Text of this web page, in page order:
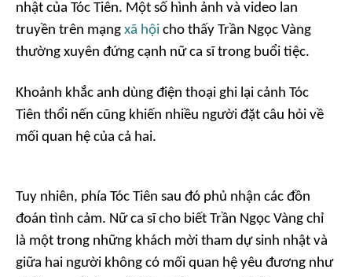
nhật của Tóc Tiên. Một số hình ảnh và video lan
truyền trên mạng xã hội cho thấy Trần Ngọc Vàng
thường xuyên đứng cạnh nữ ca sĩ trong buổi tiệc.
Khoảnh khắc anh dùng điện thoại ghi lại cảnh Tóc
Tiên thổi nến cũng khiến nhiều người đặt câu hỏi về
mối quan hệ của cả hai.
Tuy nhiên, phía Tóc Tiên sau đó phủ nhận các đồn
đoán tình cảm. Nữ ca sĩ cho biết Trần Ngọc Vàng chỉ
là một trong những khách mời tham dự sinh nhật và
giữa hai người không có mối quan hệ yêu đương như